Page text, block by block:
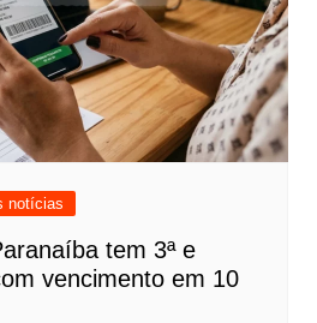
notícias
tem 3ª e
vencimento em 10